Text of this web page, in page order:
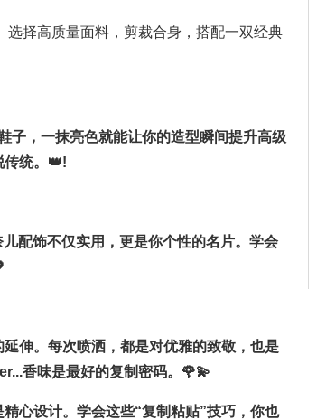
择高质量面料，剪裁合身，搭配一双经典
子，一抹亮色就能让你的造型瞬间提升高级
传统。👑!
配饰不仅实用，更是你个性的名片。学会
伸。每次喷洒，都是对优雅的致敬，也是
香味是最好的复制密码。🌹💫
心设计。学会这些“复制粘贴”技巧，你也